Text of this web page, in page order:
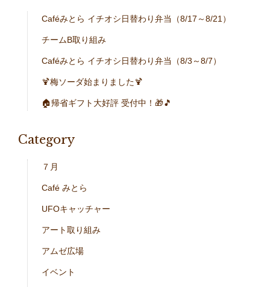
Caféみとら イチオシ日替わり弁当（8/17～8/21）
チームB取り組み
Caféみとら イチオシ日替わり弁当（8/3～8/7）
🍹梅ソーダ始まりました🍹
🏠帰省ギフト大好評 受付中！🎁🎵
Category
７月
Café みとら
UFOキャッチャー
アート取り組み
アムゼ広場
イベント